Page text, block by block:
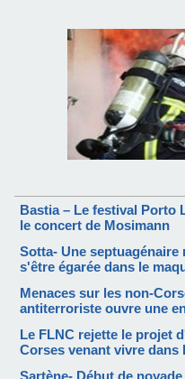
Bastia – Le festival Porto
le concert de Mosimann
Sotta- Une septuagénaire
s'être égarée dans le
Menaces sur les non-
antiterroriste ouvre une
Le FLNC rejette le projet
Corses venant vivre dans
Sartène- Début de